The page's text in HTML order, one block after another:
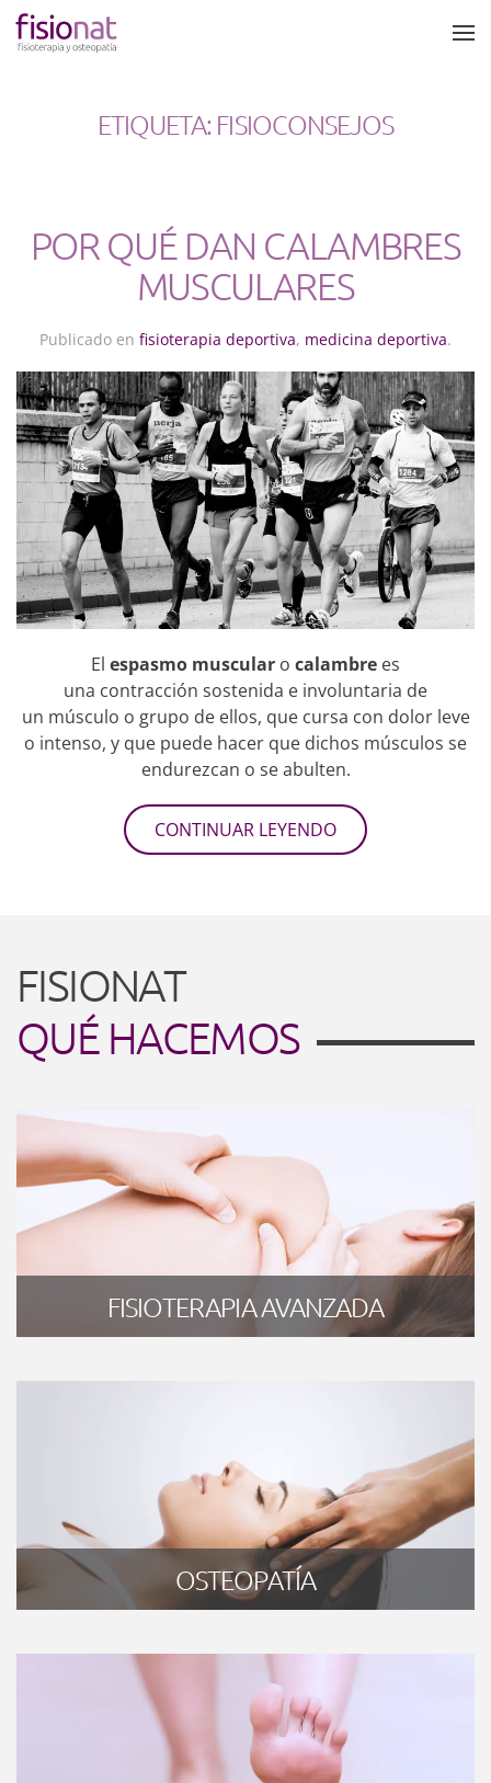
ETIQUETA: FISIOCONSEJOS
POR QUÉ DAN CALAMBRES
MUSCULARES
Publicado en fisioterapia deportiva, medicina deportiva.
El espasmo muscular o calambre es
una contracción sostenida e involuntaria de
un músculo o grupo de ellos, que cursa con dolor leve
o intenso, y que puede hacer que dichos músculos se
endurezcan o se abulten.
CONTINUAR LEYENDO
FISIONAT
QUÉ HACEMOS
FISIOTERAPIA AVANZADA
OSTEOPATÍA